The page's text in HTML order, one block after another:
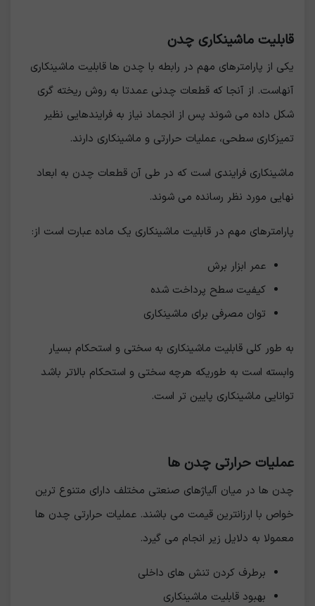
قابلیت ماشینکاری چدن
یکی از پارامترهای مهم در رابطه با چدن ها قابلیت ماشینکاری
آنهاست. از آنجا که قطعات چدنی عمدتا به روش ریخته گری
شکل داده می شوند پس از انجماد نیاز به فرایندهایی نظیر
تمیزکاری سطحی، عملیات حرارتی و ماشینکاری دارند.
ماشینکاری فرایندی است که در طی آن قطعات چدن به ابعاد
نهایی مورد نظر رسانده می شوند.
پارامترهای مهم در قابلیت ماشینکاری یک ماده عبارت است از:
عمر ابزار برش
کیفیت سطح پرداخت شده
توان مصرفی برای ماشینکاری
به طور کلی قابلیت ماشینکاری به سختی و استحکام بسیار
وابسته است به طوریکه هرچه سختی و استحکام بالاتر باشد
توانایی ماشینکاری پایین تر است.
عملیات حرارتی چدن ها
چدن ها در میان آلیاژهای صنعتی مختلف دارای متنوع ترین
خواص با ارزانترین قیمت می باشند. عملیات حرارتی چدن ها
معمولا به دلایل زیر انجام می گیرد.
برطرف کردن تنش های داخلی
بهبود قابلیت ماشینکاری